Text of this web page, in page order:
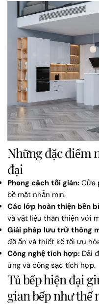
Những đặc điểm
đại
Phong cách tối giản: Cửa
bề mặt nhẵn mịn.
Các lớp hoàn thiện bền
và vật liệu thân thiện với
Giải pháp lưu trữ thông
đồ ẩn và thiết kế tối ưu
Công nghệ tích hợp: Dải
ứng và cổng sạc tích hợp.
Tủ bếp hiện đại
gian bếp như thế